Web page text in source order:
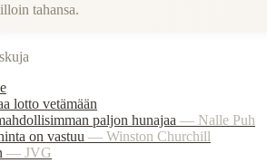
tahansa.
lotto vetämään
paljon hunajaa — Nalle Puh
on vastuu — Winston Churchill
— JVG